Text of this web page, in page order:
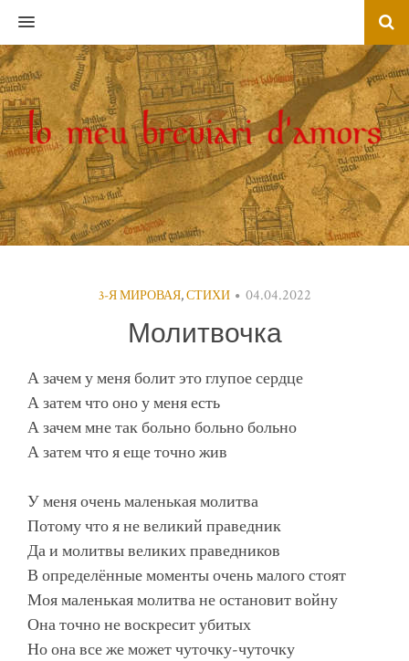
MENU
3-Я МИРОВАЯ,СТИХИ 04.04.2022
Молитвочка
А зачем у меня болит это глупое сердце
А затем что оно у меня есть
А зачем мне так больно больно больно
А затем что я еще точно жив
У меня очень маленькая молитва
Потому что я не великий праведник
Да и молитвы великих праведников
В определённые моменты очень малого стоят
Моя маленькая молитва не остановит войну
Она точно не воскресит убитых
Но она все же может чуточку-чуточку